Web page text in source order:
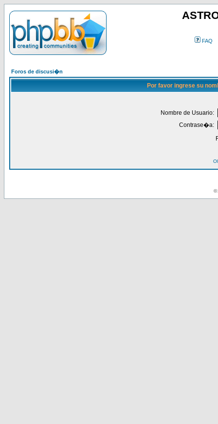
FAQ
Foros de discusi�n
Por favor ingrese su
Nombre de Usuario:
Contrase�a:
©